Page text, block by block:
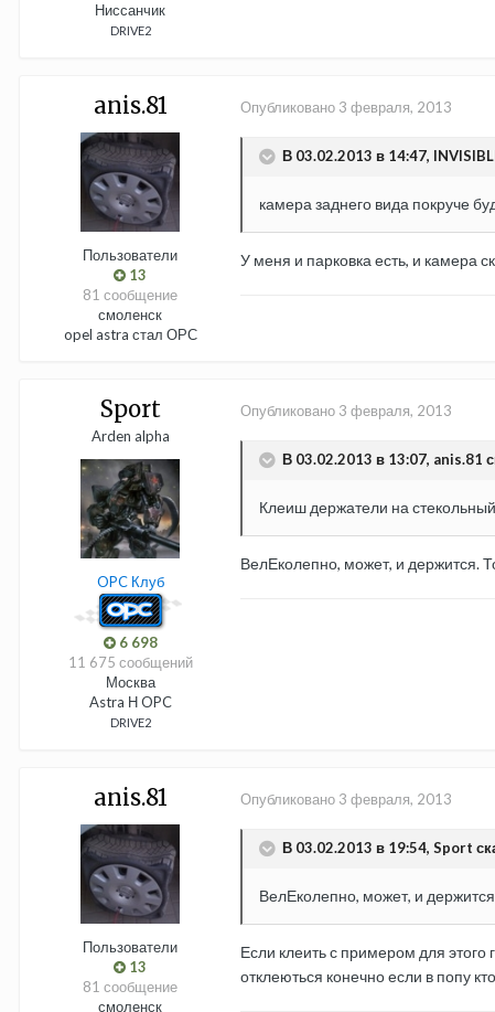
Ниссанчик
DRIVE2
anis.81
Пользователи
13
81 сообщение
смоленск
opel astra стал ОРС
Опубликовано 3 февраля, 2013
В 03.02.2013 в 14:47,
камера заднего вида покруче
У меня и парковка есть, и камера
Sport
Arden alpha
OPC Клуб
6 698
11 675 сообщений
Москва
Astra Н OPC
DRIVE2
Опубликовано 3 февраля, 2013
В 03.02.2013 в 13:07, anis.81
Клеиш держатели на
ВелЕколепно, может, и держится.
anis.81
Пользователи
13
81 сообщение
смоленск
Опубликовано 3 февраля, 2013
В 03.02.2013 в 19:54, Sport
ВелЕколепно, может, и
Если клеить с примером для
отклеються конечно если в попу